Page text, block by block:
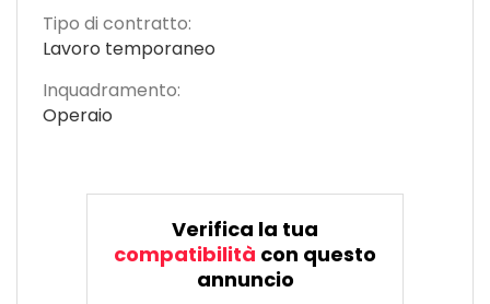
Tipo di contratto:
Lavoro temporaneo
Inquadramento:
Operaio
Verifica la tua
compatibilità con questo
annuncio